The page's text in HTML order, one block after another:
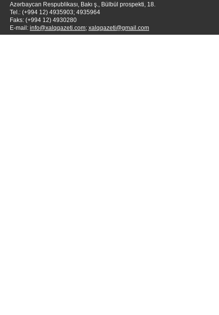
Azərbaycan Respublikası, Bakı ş., Bülbül prospekti, 18.
Tel.: (+994 12) 4935903; 4935964
Faks: (+994 12) 4930280
E-mail: info@xalqqazeti.com; xalqqazeti@gmail.com